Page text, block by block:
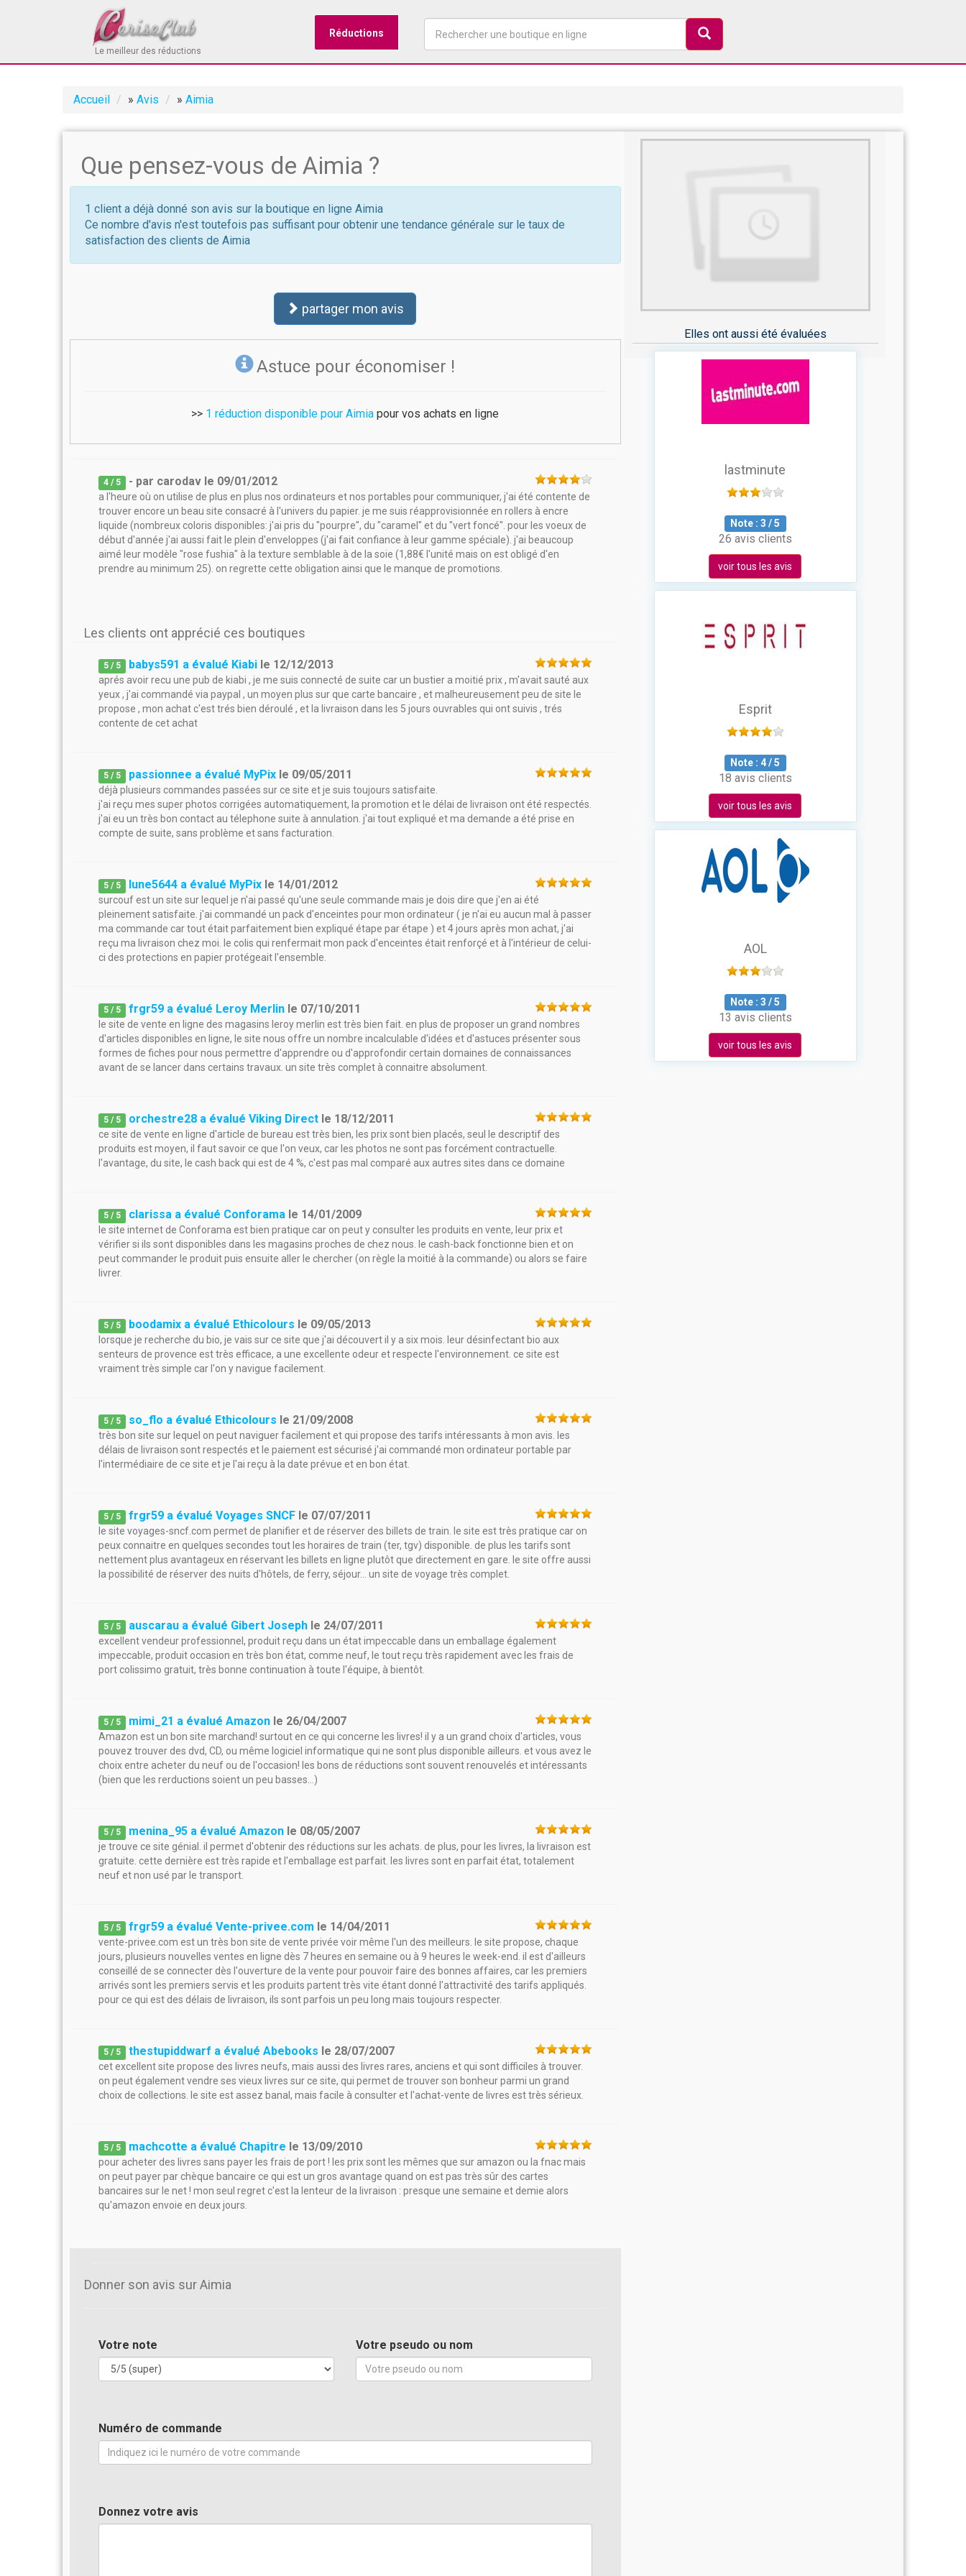
Le meilleur des réductions
Réductions
Accueil » Avis » Aimia
Que pensez-vous de Aimia ?
1 client a déjà donné son avis sur la boutique en ligne Aimia
Ce nombre d'avis n'est toutefois pas suffisant pour obtenir une tendance générale sur le taux de
satisfaction des clients de Aimia
partager mon avis
Astuce pour économiser !
>> 1 réduction disponible pour Aimia pour vos achats en ligne
4 / 5 - par carodav le 09/01/2012
a l'heure où on utilise de plus en plus nos ordinateurs et nos portables pour communiquer, j'ai été contente de
trouver encore un beau site consacré à l'univers du papier. je me suis réapprovisionnée en rollers à encre
liquide (nombreux coloris disponibles: j'ai pris du "pourpre", du "caramel" et du "vert foncé". pour les voeux de
début d'année j'ai aussi fait le plein d'enveloppes (j'ai fait confiance à leur gamme spéciale). j'ai beaucoup
aimé leur modèle "rose fushia" à la texture semblable à de la soie (1,88€ l'unité mais on est obligé d'en
prendre au minimum 25). on regrette cette obligation ainsi que le manque de promotions.
Les clients ont apprécié ces boutiques
5 / 5 babys591 a évalué Kiabi le 12/12/2013
aprés avoir recu une pub de kiabi , je me suis connecté de suite car un bustier a moitié prix , m'avait sauté aux
yeux , j'ai commandé via paypal , un moyen plus sur que carte bancaire , et malheureusement peu de site le
propose , mon achat c'est trés bien déroulé , et la livraison dans les 5 jours ouvrables qui ont suivis , trés
contente de cet achat
5 / 5 passionnee a évalué MyPix le 09/05/2011
déjà plusieurs commandes passées sur ce site et je suis toujours satisfaite.
j'ai reçu mes super photos corrigées automatiquement, la promotion et le délai de livraison ont été respectés.
j'ai eu un très bon contact au télephone suite à annulation. j'ai tout expliqué et ma demande a été prise en
compte de suite, sans problème et sans facturation.
5 / 5 lune5644 a évalué MyPix le 14/01/2012
surcouf est un site sur lequel je n'ai passé qu'une seule commande mais je dois dire que j'en ai été
pleinement satisfaite. j'ai commandé un pack d'enceintes pour mon ordinateur ( je n'ai eu aucun mal à passer
ma commande car tout était parfaitement bien expliqué étape par étape ) et 4 jours après mon achat, j'ai
reçu ma livraison chez moi. le colis qui renfermait mon pack d'enceintes était renforçé et à l'intérieur de celui-
ci des protections en papier protégeait l'ensemble.
5 / 5 frgr59 a évalué Leroy Merlin le 07/10/2011
le site de vente en ligne des magasins leroy merlin est très bien fait. en plus de proposer un grand nombres
d'articles disponibles en ligne, le site nous offre un nombre incalculable d'idées et d'astuces présenter sous
formes de fiches pour nous permettre d'apprendre ou d'approfondir certain domaines de connaissances
avant de se lancer dans certains travaux. un site très complet à connaitre absolument.
5 / 5 orchestre28 a évalué Viking Direct le 18/12/2011
ce site de vente en ligne d'article de bureau est très bien, les prix sont bien placés, seul le descriptif des
produits est moyen, il faut savoir ce que l'on veux, car les photos ne sont pas forcément contractuelle.
l'avantage, du site, le cash back qui est de 4 %, c'est pas mal comparé aux autres sites dans ce domaine
5 / 5 clarissa a évalué Conforama le 14/01/2009
le site internet de Conforama est bien pratique car on peut y consulter les produits en vente, leur prix et
vérifier si ils sont disponibles dans les magasins proches de chez nous. le cash-back fonctionne bien et on
peut commander le produit puis ensuite aller le chercher (on règle la moitié à la commande) ou alors se faire
livrer.
5 / 5 boodamix a évalué Ethicolours le 09/05/2013
lorsque je recherche du bio, je vais sur ce site que j'ai découvert il y a six mois. leur désinfectant bio aux
senteurs de provence est très efficace, a une excellente odeur et respecte l'environnement. ce site est
vraiment très simple car l'on y navigue facilement.
5 / 5 so_flo a évalué Ethicolours le 21/09/2008
très bon site sur lequel on peut naviguer facilement et qui propose des tarifs intéressants à mon avis. les
délais de livraison sont respectés et le paiement est sécurisé j'ai commandé mon ordinateur portable par
l'intermédiaire de ce site et je l'ai reçu à la date prévue et en bon état.
5 / 5 frgr59 a évalué Voyages SNCF le 07/07/2011
le site voyages-sncf.com permet de planifier et de réserver des billets de train. le site est très pratique car on
peux connaitre en quelques secondes tout les horaires de train (ter, tgv) disponible. de plus les tarifs sont
nettement plus avantageux en réservant les billets en ligne plutôt que directement en gare. le site offre aussi
la possibilité de réserver des nuits d'hôtels, de ferry, séjour... un site de voyage très complet.
5 / 5 auscarau a évalué Gibert Joseph le 24/07/2011
excellent vendeur professionnel, produit reçu dans un état impeccable dans un emballage également
impeccable, produit occasion en très bon état, comme neuf, le tout reçu très rapidement avec les frais de
port colissimo gratuit, très bonne continuation à toute l'équipe, à bientôt.
5 / 5 mimi_21 a évalué Amazon le 26/04/2007
Amazon est un bon site marchand! surtout en ce qui concerne les livres! il y a un grand choix d'articles, vous
pouvez trouver des dvd, CD, ou même logiciel informatique qui ne sont plus disponible ailleurs. et vous avez le
choix entre acheter du neuf ou de l'occasion! les bons de réductions sont souvent renouvelés et intéressants
(bien que les rerductions soient un peu basses...)
5 / 5 menina_95 a évalué Amazon le 08/05/2007
je trouve ce site génial. il permet d'obtenir des réductions sur les achats. de plus, pour les livres, la livraison est
gratuite. cette dernière est très rapide et l'emballage est parfait. les livres sont en parfait état, totalement
neuf et non usé par le transport.
5 / 5 frgr59 a évalué Vente-privee.com le 14/04/2011
vente-privee.com est un très bon site de vente privée voir même l'un des meilleurs. le site propose, chaque
jours, plusieurs nouvelles ventes en ligne dès 7 heures en semaine ou à 9 heures le week-end. il est d'ailleurs
conseillé de se connecter dès l'ouverture de la vente pour pouvoir faire des bonnes affaires, car les premiers
arrivés sont les premiers servis et les produits partent très vite étant donné l'attractivité des tarifs appliqués.
pour ce qui est des délais de livraison, ils sont parfois un peu long mais toujours respecter.
5 / 5 thestupiddwarf a évalué Abebooks le 28/07/2007
cet excellent site propose des livres neufs, mais aussi des livres rares, anciens et qui sont difficiles à trouver.
on peut également vendre ses vieux livres sur ce site, qui permet de trouver son bonheur parmi un grand
choix de collections. le site est assez banal, mais facile à consulter et l'achat-vente de livres est très sérieux.
5 / 5 machcotte a évalué Chapitre le 13/09/2010
pour acheter des livres sans payer les frais de port ! les prix sont les mêmes que sur amazon ou la fnac mais
on peut payer par chèque bancaire ce qui est un gros avantage quand on est pas très sûr des cartes
bancaires sur le net ! mon seul regret c'est la lenteur de la livraison : presque une semaine et demie alors
qu'amazon envoie en deux jours.
Donner son avis sur Aimia
Votre note Votre pseudo ou nom
Numéro de commande
Donnez votre avis
Elles ont aussi été évaluées
lastminute
Note :3 /5
26 avis clients
voir tous les avis
Esprit
Note : 4/5
18 avis clients
voir tous les avis
AOL
Note :3 /5
13 avis clients
voir tous les avis